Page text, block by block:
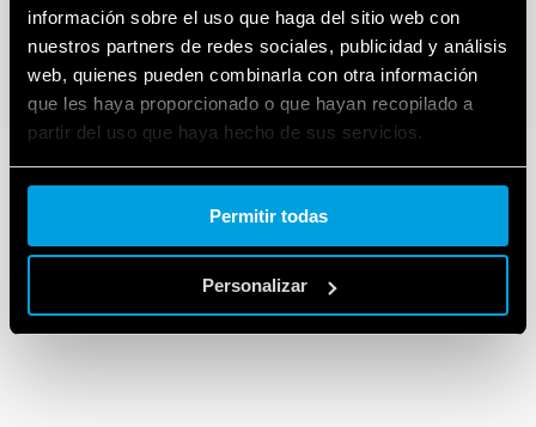
información sobre el uso que haga del sitio web con
nuestros partners de redes sociales, publicidad y análisis
web, quienes pueden combinarla con otra información
que les haya proporcionado o que hayan recopilado a
partir del uso que haya hecho de sus servicios.
Cookie policy.
Permitir todas
Personalizar